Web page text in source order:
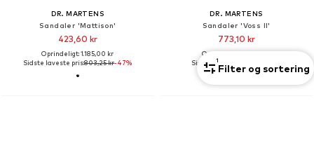
DR. MARTENS
Sandaler 'Mattison'
423,60 kr
Oprindeligt: 1.185,00 kr
Sidste laveste pris:803,25 kr-47%
DR. MARTENS
Sandaler 'Voss II'
773,10 kr
Oprindeligt: 965,00 kr
Sidste laveste pris:
1
Filter og sortering